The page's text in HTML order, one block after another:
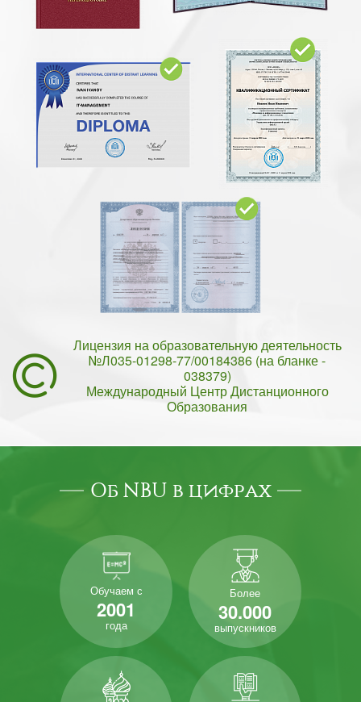
Лицензия на образовательную деятельность
№Л035-01298-77/00184386 (на бланке -
038379)
Международный Центр Дистанционного
Образования
Об NBU в цифрах
Обучаем с
2001
года
Более
30.000
выпускников